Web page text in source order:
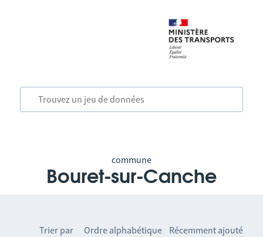
commune
Bouret-sur-Canche
Trier par Ordre alphabétique Récemment ajouté